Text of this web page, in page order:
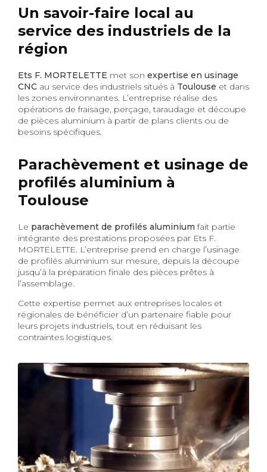
Un savoir-faire local au
service des industriels de la
région
Ets F. MORTELETTE met son expertise en usinage
CNC au service des industriels situés à Toulouse et dans
les zones environnantes. L’entreprise réalise des
opérations de fraisage, perçage, taraudage et découpe
de pièces aluminium à partir de plans clients ou de
besoins spécifiques.
Parachèvement et usinage de
profilés aluminium à
Toulouse
Le parachèvement de profilés aluminium fait partie
intégrante des prestations proposées par Ets F.
MORTELETTE. L’entreprise prend en charge l’usinage
de profilés aluminium sur mesure, depuis la découpe
jusqu’à la préparation finale des pièces prêtes à
l’assemblage.
Cette expertise permet aux entreprises locales et
régionales de bénéficier d’un partenaire fiable pour
leurs projets industriels, tout en réduisant les
contraintes logistiques.